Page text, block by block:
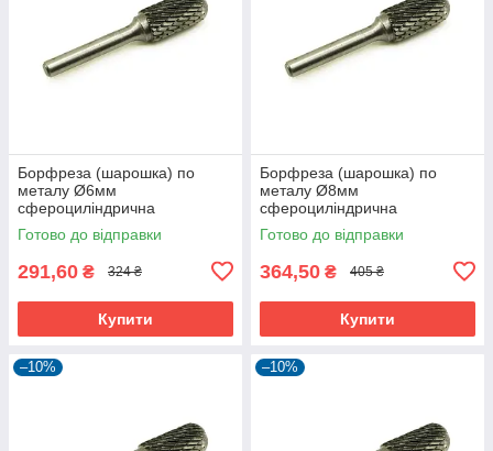
Борфреза (шарошка) по
металу Ø6мм
сфероциліндрична
твердосплавна форма C
Готово до відправки
291,60 ₴ 324 ₴
Купити
Борфреза (шарошка) по
металу Ø8мм
сфероциліндрична
твердосплавна форма C
Готово до відправки
364,50 ₴ 405 ₴
Купити
–10% –10%